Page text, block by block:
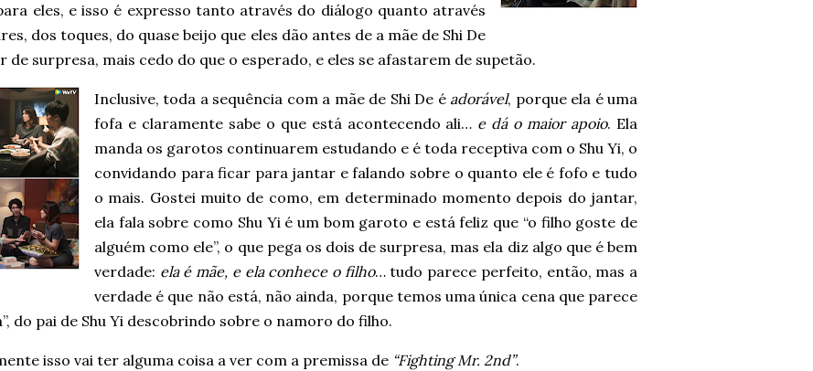
eles, e isso é expresso tanto através do diálogo quanto através
dos toques, do quase beijo que eles dão antes de a mãe de Shi De
de surpresa, mais cedo do que o esperado, e eles se afastarem de supetão.
Inclusive, toda a sequência com a mãe de Shi De é adorável, porque ela é uma
fofa e claramente sabe o que está acontecendo ali… e dá o maior apoio. Ela
manda os garotos continuarem estudando e é toda receptiva com o Shu Yi, o
convidando para ficar para jantar e falando sobre o quanto ele é fofo e tudo
o mais. Gostei muito de como, em determinado momento depois do jantar,
ela fala sobre como Shu Yi é um bom garoto e está feliz que “o filho goste de
alguém como ele”, o que pega os dois de surpresa, mas ela diz algo que é bem
verdade: ela é mãe, e ela conhece o filho… tudo parece perfeito, então, mas a
verdade é que não está, não ainda, porque temos uma única cena que parece
do pai de Shu Yi descobrindo sobre o namoro do filho.
isso vai ter alguma coisa a ver com a premissa de “Fighting Mr. 2nd”.